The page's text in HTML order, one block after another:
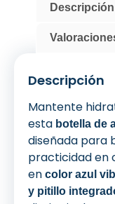
Descripción
Descripción
Mantente
esta botella de
diseñada para
practicidad en
en color azul
y pitillo